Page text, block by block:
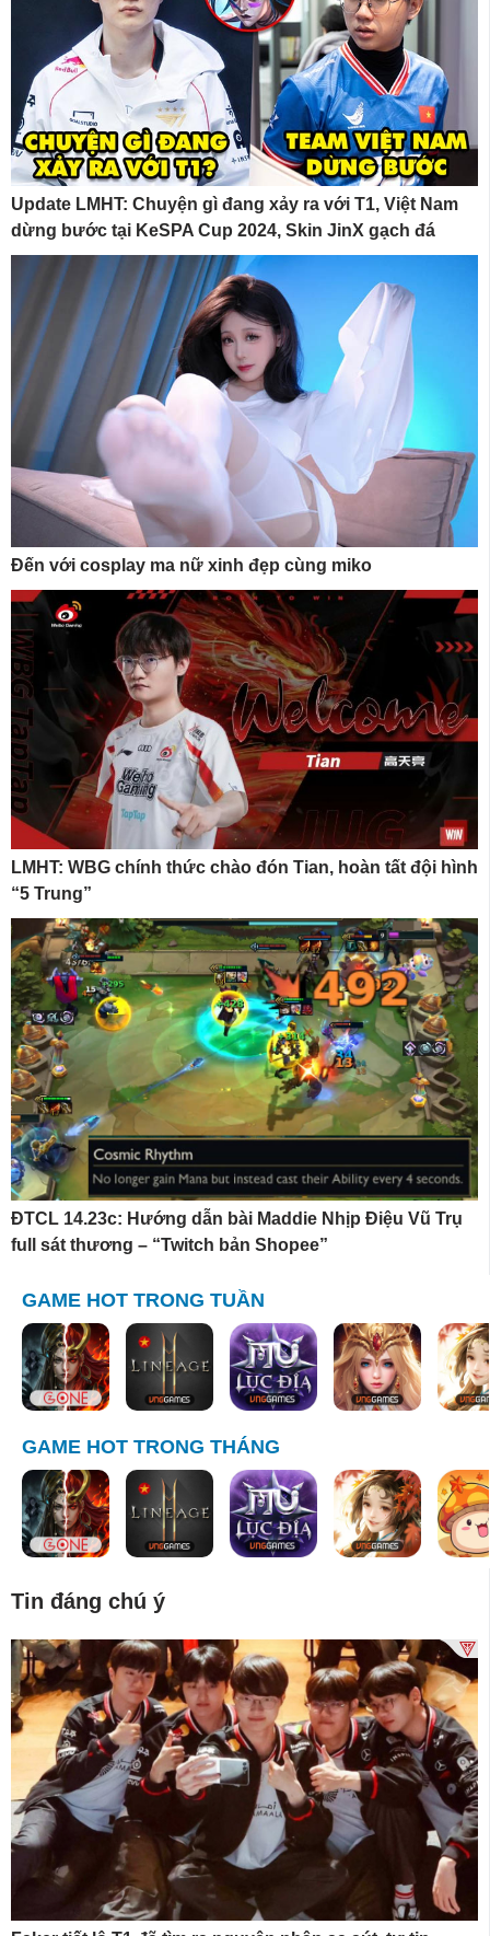
Update LMHT: Chuyện gì đang xảy ra với T1, Việt Nam
dừng bước tại KeSPA Cup 2024, Skin JinX gạch đá
Đến với cosplay ma nữ xinh đẹp cùng miko
LMHT: WBG chính thức chào đón Tian, hoàn tất đội hình
“5 Trung”
ĐTCL 14.23c: Hướng dẫn bài Maddie Nhịp Điệu Vũ Trụ
full sát thương – “Twitch bản Shopee”
GAME HOT TRONG TUẦN
GAME HOT TRONG THÁNG
Tin đáng chú ý